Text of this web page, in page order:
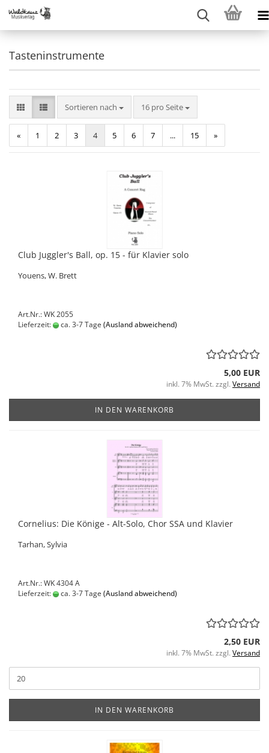
Tasteninstrumente
Sortieren nach
Sortieren nach 16 pro Seite
pro Seite
« 1 2 3 4 5 6 7 ... 15 »
Club Juggler's Ball, op. 15 - für Klavier solo
Youens, W. Brett
Art.Nr.: WK 2055
Lieferzeit:
ca. 3-7 Tage (Ausland abweichend)
5,00 EUR
inkl. 7% MwSt. zzgl. Versand
IN DEN WARENKORB
Cornelius: Die Könige - Alt-Solo, Chor SSA und Klavier
Tarhan, Sylvia
Art.Nr.: WK 4304 A
Lieferzeit:
ca. 3-7 Tage (Ausland abweichend)
2,50 EUR
inkl. 7% MwSt. zzgl. Versand
IN DEN WARENKORB